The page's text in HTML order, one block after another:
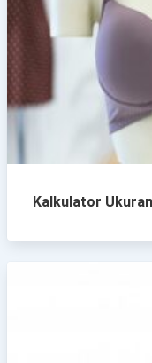
Kalkulator